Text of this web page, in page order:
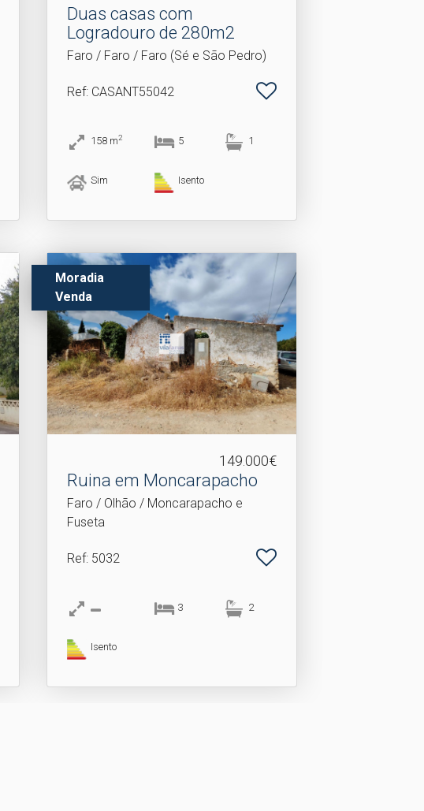
Duas casas com
Logradouro de 280m2
Faro / Faro / Faro (Sé e São Pedro)
Ref: CASANT55042
158 m2 5 1
Sim Isento
Moradia
Venda
149.000€
Ruina em Moncarapacho
Faro / Olhão / Moncarapacho e
Fuseta
Ref: 5032
3 2
Isento